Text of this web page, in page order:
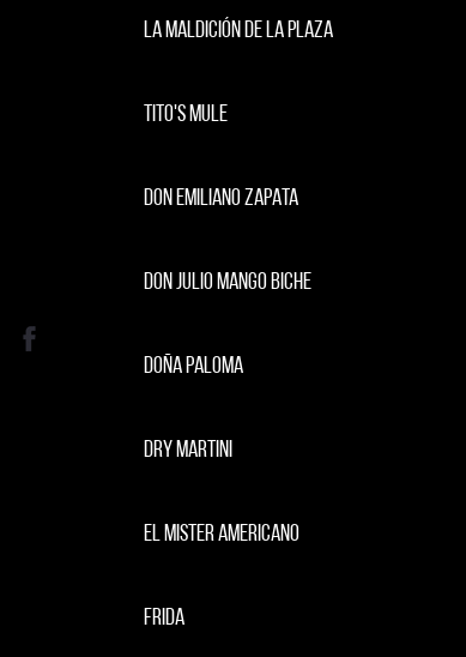
LA MALDICIÓN DE LA PLAZA
TITO'S MULE
DON EMILIANO ZAPATA
DON JULIO MANGO BICHE
DOÑA PALOMA
DRY MARTINI
EL MISTER AMERICANO
FRIDA